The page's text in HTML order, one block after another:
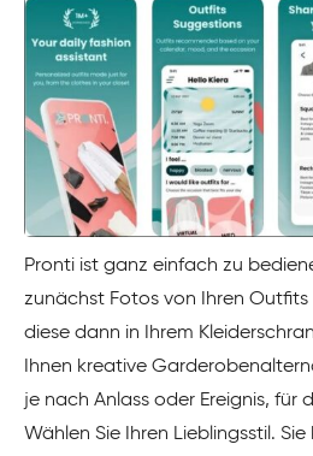
Pronti ist ganz einfach zu
zunächst Fotos von Ihren
diese dann in Ihrem
Ihnen kreative
je nach Anlass oder Ereignis, für
Wählen Sie Ihren Lieblingsstil.